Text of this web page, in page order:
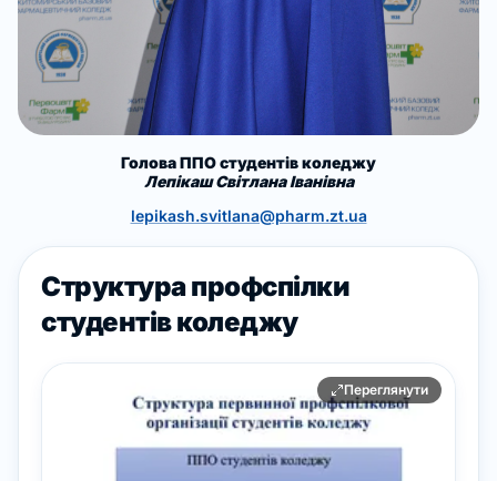
Голова ППО студентів коледжу
Лепікаш Світлана Іванівна
lepikash.svitlana@pharm.zt.ua
Структура профспілки
студентів коледжу
Переглянути